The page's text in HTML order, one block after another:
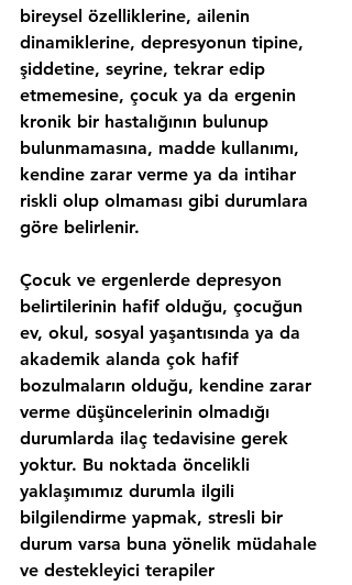
bireysel özelliklerine, ailenin
dinamiklerine, depresyonun tipine,
şiddetine, seyrine, tekrar edip
etmemesine, çocuk ya da ergenin
kronik bir hastalığının bulunup
bulunmamasına, madde kullanımı,
kendine zarar verme ya da intihar
riskli olup olmaması gibi durumlara
göre belirlenir.
Çocuk ve ergenlerde depresyon
belirtilerinin hafif olduğu, çocuğun
ev, okul, sosyal yaşantısında ya da
akademik alanda çok hafif
bozulmaların olduğu, kendine zarar
verme düşüncelerinin olmadığı
durumlarda ilaç tedavisine gerek
yoktur. Bu noktada öncelikli
yaklaşımımız durumla ilgili
bilgilendirme yapmak, stresli bir
durum varsa buna yönelik müdahale
ve destekleyici terapiler